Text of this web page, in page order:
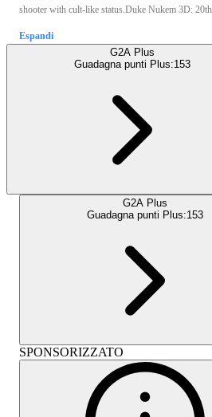
shooter with cult-like status.Duke Nukem 3D:
Espandi
G2A Plus
Guadagna punti Plus:153
G2A Plus
Guadagna punti Plus:153
SPONSORIZZATO